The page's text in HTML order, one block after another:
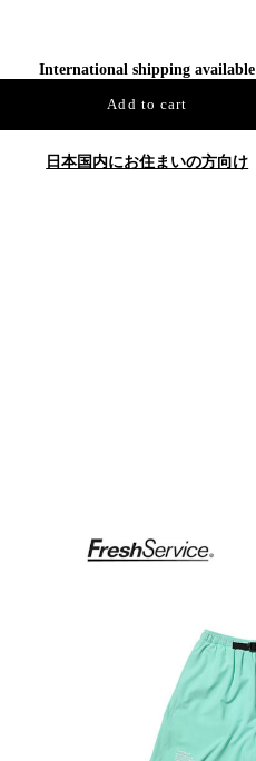
International shipping available
Add to cart
日本国内にお住まいの方向け